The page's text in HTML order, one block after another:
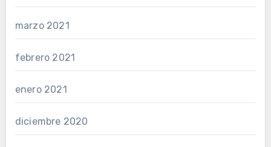
marzo 2021
febrero 2021
enero 2021
diciembre 2020